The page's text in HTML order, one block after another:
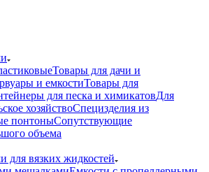
Товары для дачи и
и емкостиТовары для
для песка и химикатовДля
хозяйствоСпецизделия из
понтоныСопутствующие
объема
для вязких жидкостей